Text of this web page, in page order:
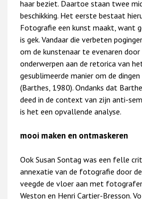
haar beziet. Daartoe staan twee
beschikking. Het eerste bestaat
Fotografie een kunst maakt, want
is gek. Vandaar die verbeten
om de kunstenaar te evenaren
onderwerpen aan de retorica van
gesublimeerde manier om de
(Barthes, 1980). Ondanks dat
deed in de context van zijn anti-
is het een opvallende analyse.
mooi maken en ontmaskeren
Ook Susan Sontag was een felle
annexatie van de fotografie door
veegde de vloer aan met
Weston en Henri Cartier-Bresson.